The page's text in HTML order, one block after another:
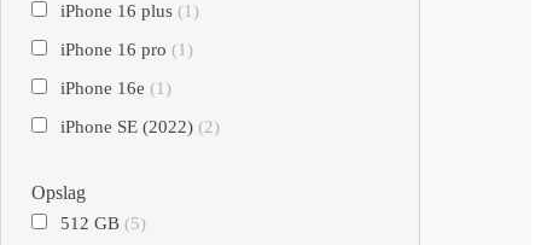
iPhone 16 plus (1)
iPhone 16 pro (1)
iPhone 16e (1)
iPhone SE (2022) (2)
Opslag
512 GB (5)